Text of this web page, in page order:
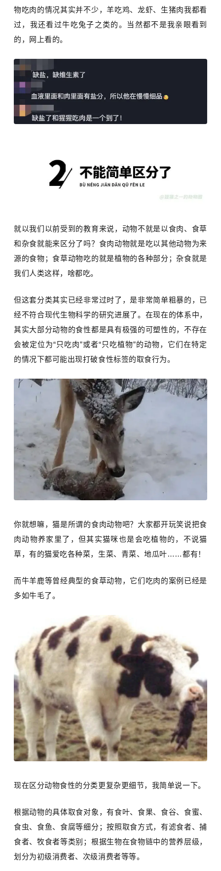
物吃肉的情况其实并不少，羊吃鸡、龙虾、生猪肉我都看
过，我还看过牛吃兔子之类的。当然都不是我亲眼看到
的，网上看的。
就以我们以前受到的教育来说，动物不就是以食肉、食草
和杂食就能来区分了吗？食肉动物就是吃以其他动物为来
源的食物；食草动物吃的就是植物的各种部分；杂食就是
我们人类这样，啥都吃。
但这套分类其实已经非常过时了，是非常简单粗暴的，已
经不符合现代生物科学的研究进展了。在现在的体系中，
其实大部分动物的食性都是具有极强的可塑性的，不存在
会被定位为“只吃肉”或者“只吃植物”的动物，它们在特定
的情况下都可能出现打破食性标签的取食行为。
你就想嘛，猫是所谓的食肉动物吧？大家都开玩笑说把食
肉动物养家里了，但其实猫咪也是会吃植物的，不说猫
草，有的猫爱吃各种菜，生菜、青菜、地瓜叶……都有！
而牛羊鹿等曾经典型的食草动物，它们吃肉的案例已经是
多如牛毛了。
现在区分动物食性的分类更复杂更细节，我简单说一下。
根据动物的具体取食对象，有食叶、食果、食谷、食蜜、
食虫、食鱼、食腐等细分；按照取食方式，有滤食者、捕
食者、牧食者等类别；根据生物在食物链中的营养层级，
划分为初级消费者、次级消费者等等。